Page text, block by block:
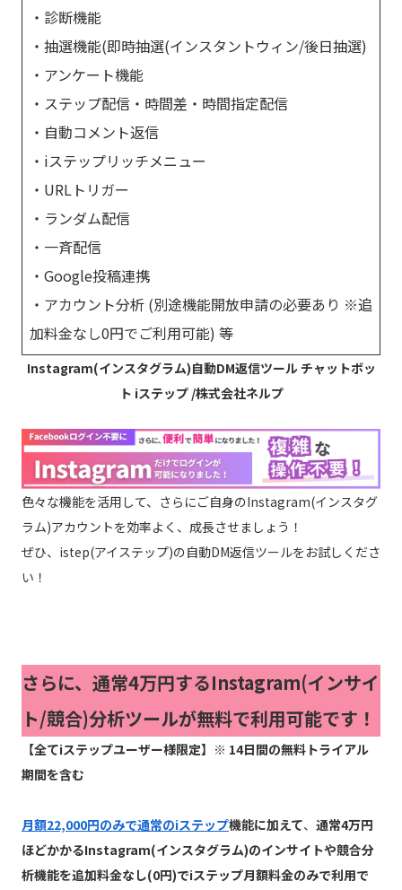
・診断機能
・抽選機能(即時抽選(インスタントウィン/後日抽選)
・アンケート機能
・ステップ配信・時間差・時間指定配信
・自動コメント返信
・iステップリッチメニュー
・URLトリガー
・ランダム配信
・一斉配信
・Google投稿連携
・アカウント分析 (別途機能開放申請の必要あり ※追
加料金なし0円でご利用可能) 等
Instagram(インスタグラム)自動DM返信ツール チャットボッ
ト iステップ /株式会社ネルプ
色々な機能を活用して、さらにご自身のInstagram(インスタグ
ラム)アカウントを効率よく、成長させましょう！
ぜひ、istep(アイステップ)の自動DM返信ツールをお試しくださ
い！
さらに、通常4万円するInstagram(インサイ
ト/競合)分析ツールが無料で利用可能です！
【全てiステップユーザー様限定】※ 14日間の無料トライアル
期間を含む
月額22,000円のみで通常のiステップ機能に加えて、 通常4万円
ほどかかるInstagram(インスタグラム)のインサイトや競合分
析機能を追加料金なし(0円)でiステップ月額料金のみで利用で